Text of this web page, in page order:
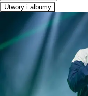
Utwory i albumy